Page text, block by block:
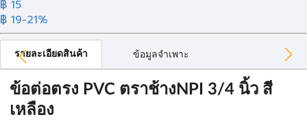
฿ 15
฿ 19-21%
รายละเอียดสินค้า ข้อมูลจำเพาะ
ข้อต่อตรง PVC ตราช้างNPI 3/4 นิ้ว สี
เหลือง